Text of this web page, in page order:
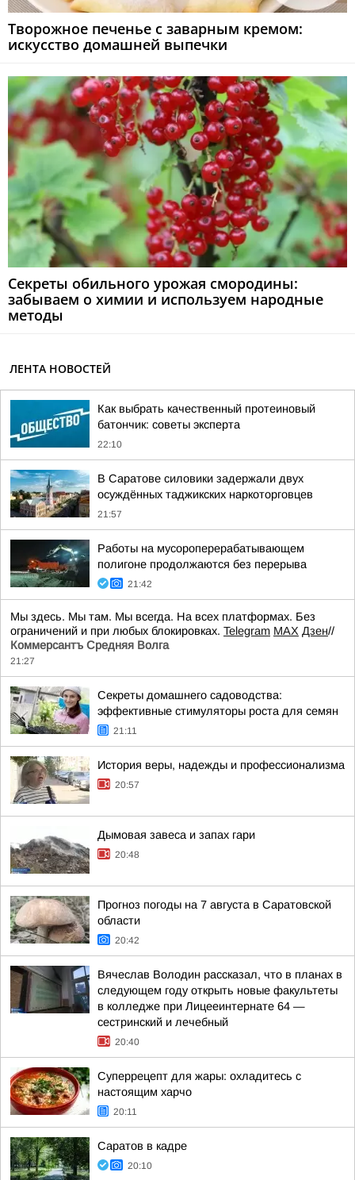
Творожное печенье с заварным кремом:
искусство домашней выпечки
Секреты обильного урожая смородины:
забываем о химии и используем народные
методы
ЛЕНТА НОВОСТЕЙ
Как выбрать качественный протеиновый
батончик: советы эксперта
22:10
В Саратове силовики задержали двух
осуждённых таджикских наркоторговцев
21:57
Работы на мусороперерабатывающем
полигоне продолжаются без перерыва
21:42
Мы здесь. Мы там. Мы всегда. На всех платформах. Без
ограничений и при любых блокировках. Telegram MAX Дзен//
Коммерсантъ Средняя Волга
21:27
Секреты домашнего садоводства:
эффективные стимуляторы роста для семян
21:11
История веры, надежды и профессионализма
20:57
Дымовая завеса и запах гари
20:48
Прогноз погоды на 7 августа в Саратовской
области
20:42
Вячеслав Володин рассказал, что в планах в
следующем году открыть новые факультеты
в колледже при Лицееинтернате 64 —
сестринский и лечебный
20:40
Суперрецепт для жары: охладитесь с
настоящим харчо
20:11
Саратов в кадре
20:10